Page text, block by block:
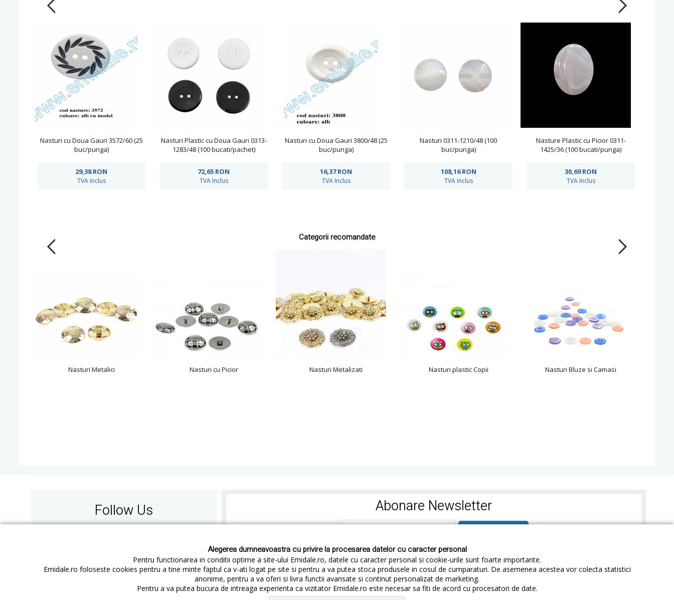
Alegerea dumneavoastra cu privire la procesarea datelor cu caracter personal
Pentru functionarea in conditii optime a site-ului Emidale.ro, datele cu caracter personal si cookie-urile sunt foarte importante.
Emidale.ro foloseste cookies pentru a tine minte faptul ca v-ati logat pe site si pentru a va putea stoca produsele in cosul de cumparaturi. De asemenea acestea vor colecta statistici
anonime, pentru a va oferi si livra functii avansate si continut personalizat de marketing.
Pentru a va putea bucura de intreaga experienta ca vizitator Emidale.ro este necesar sa fiti de acord cu procesatori de date.
Nasturi cu Doua Gauri 3572/60 (25
buc/punga)
29,38RON
TVA Inclus
Nasturi Plastic cu Doua Gauri 0313-
1283/48 (100 bucati/pachet)
72,65 RON
TVA Inclus
Nasturi cu Doua Gauri 3800/48 (25
buc/punga)
16,37RON
TVA Inclus
Nasturi 0311-1210/48 (100
buc/punga)
108,16RON
TVA Inclus
Nasture Plastic cu Picior 0311-
1425/36 (100 bucati/punga)
30,69RON
TVA Inclus
Categorii recomandate
Nasturi Metalici Nasturi cu Picior Nasturi Metalizati Nasturi plastic Copii Nasturi Bluze si Camasi
Follow Us Abonare Newsletter
Cum cumperi Cum platesc Cum livram Cum returnezi Termeni si Conditii Confidentialitate Sitemap